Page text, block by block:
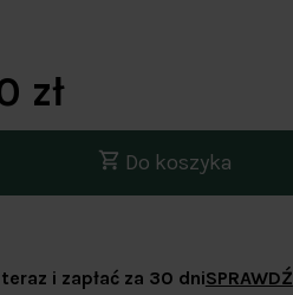
zł
Do koszyka
i zapłać za 30 dniSPRAWDŹ